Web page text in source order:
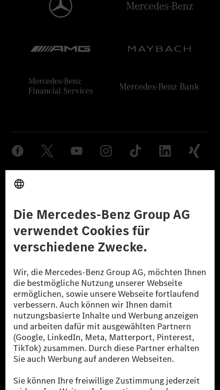
© 2026 Mercedes-Benz Group AG. Alle Rechte vorbehalten.
reduzierte CO₂-Emissionen bei der Mercedes-Benz Group durch
zertifizierte Ausgleichsprojekte kompensiert werden.
[2] Renewable Charging ist ein integraler Bestandteil von MB.CHARGE
Public in Europa, den USA, Kanada und China. Sofern an der jeweiligen
Ladestation noch kein Strom aus erneuerbaren Energien vorliegt,
verwendet Renewable Charging Grünstromzertifikate*. Diese stellen
sicher, dass für Ladevorgänge über MB.CHARGE Public eine äquivalente
Strommenge aus erneuerbaren Energien ins Stromnetz eingespeist wird.
Sie stammen ausschließlich aus Wind- und Solarkraftanlagen, die jünger
als sechs Jahre sind.
* Inkl. EKOenergy Ökolabel
* Die angegebenen Werte wurden nach dem vorgeschriebenen
Messverfahren WLTP (Worldwide harmonised Light vehicles Test